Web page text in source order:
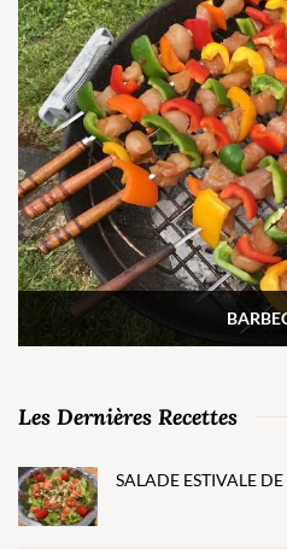
Les Dernières Recettes
SALADE ESTIVALE DE